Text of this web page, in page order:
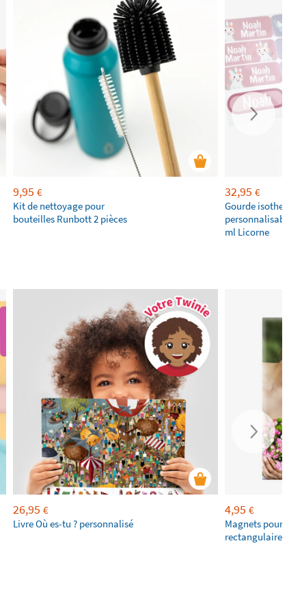
9,95 €
Kit de nettoyage pour
bouteilles Runbott 2 pièces
32,95 €
Gourde
ml Licorne
26,95 €
Livre Où es-tu ? personnalisé
4,95 €
Magnets pour
rectangulaires